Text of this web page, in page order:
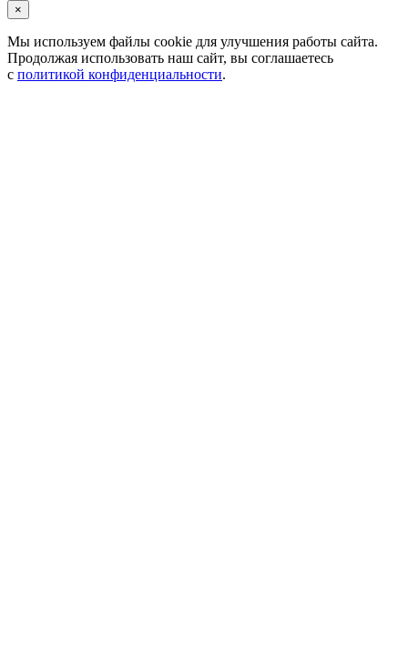
×
Мы используем файлы cookie для улучшения работы сайта.
Продолжая использовать наш сайт, вы соглашаетесь
с политикой конфиденциальности.